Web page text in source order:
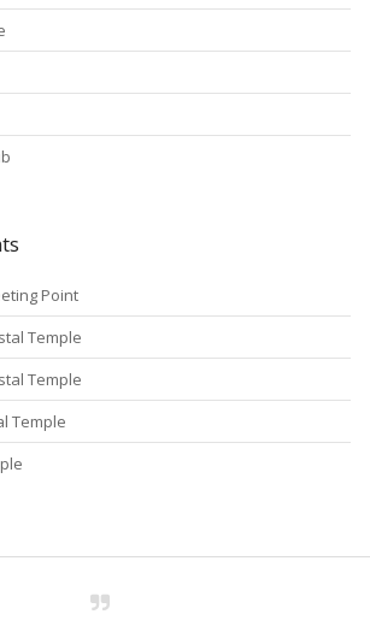
Point
Temple
Temple
Temple